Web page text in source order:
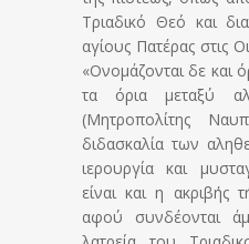
Τριαδικό Θεό και
αγίους Πατέρας στις
«Ονομάζονται δε και
τα όρια μεταξύ
(Μητροπολίτης
διδασκαλία των
ιερουργία και
είναι και η ακριβής
αφού συνδέονται